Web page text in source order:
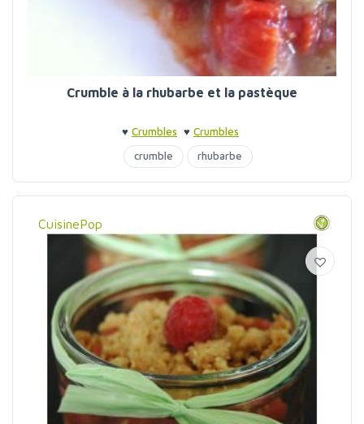
Crumble à la rhubarbe et la pastèque
♥ Crumbles ♥ Crumbles
crumble
rhubarbe
CuisinePop